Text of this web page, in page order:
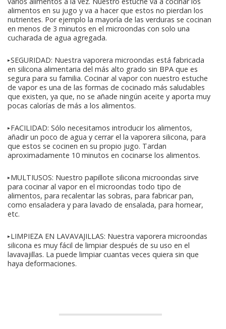
alimentos en su jugo y va a hacer que estos no pierdan los
nutrientes. Por ejemplo la mayoría de las verduras se cocinan
en menos de 3 minutos en el microondas con solo una
cucharada de agua agregada.
➤SEGURIDAD: Nuestra vaporera microondas está fabricada
en silicona alimentaria del más alto grado sin BPA que es
segura para su familia. Cocinar al vapor con nuestro estuche
de vapor es una de las formas de cocinado más saludables
que existen, ya que, no se añade ningún aceite y aporta muy
pocas calorías de más a los alimentos.
➤FACILIDAD: Sólo necesitamos introducir los alimentos,
añadir un poco de agua y cerrar el la vaporera silicona, para
que estos se cocinen en su propio jugo. Tardan
aproximadamente 10 minutos en cocinarse los alimentos.
➤MULTIUSOS: Nuestro papillote silicona microondas sirve
para cocinar al vapor en el microondas todo tipo de
alimentos, para recalentar las sobras, para fabricar pan,
como ensaladera y para lavado de ensalada, para hornear,
etc.
➤LIMPIEZA EN LAVAVAJILLAS: Nuestra vaporera microondas
silicona es muy fácil de limpiar después de su uso en el
lavavajillas. La puede limpiar cuantas veces quiera sin que
haya deformaciones.